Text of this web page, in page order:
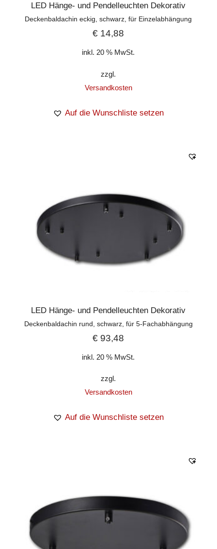
LED Hänge- und Pendelleuchten Dekorativ
Deckenbaldachin eckig, schwarz, für Einzelabhängung
€ 14,88
inkl. 20 % MwSt.
zzgl.
Versandkosten
Auf die Wunschliste setzen
LED Hänge- und Pendelleuchten Dekorativ
Deckenbaldachin rund, schwarz, für 5-Fachabhängung
€ 93,48
inkl. 20 % MwSt.
zzgl.
Versandkosten
Auf die Wunschliste setzen